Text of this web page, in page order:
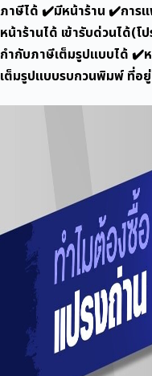
ภาษีได้ ✔️มีหน้าร้าน ✔️การ
หน้าร้านได้ เข้ารับด่วนได้(
กำกับภาษีเต็มรูปแบบได้ ✔️
เต็มรูปแบบรบกวนพิมพ์ ที่อ